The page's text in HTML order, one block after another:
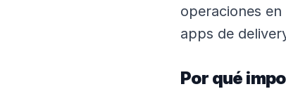
operaciones
apps de
Por qué